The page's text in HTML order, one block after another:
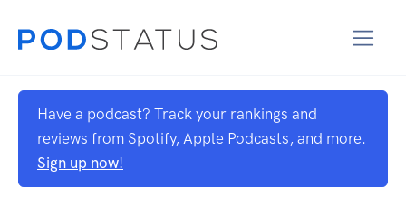
Have a podcast? Track your rankings and
reviews from Spotify, Apple Podcasts, and more.
Sign up now!